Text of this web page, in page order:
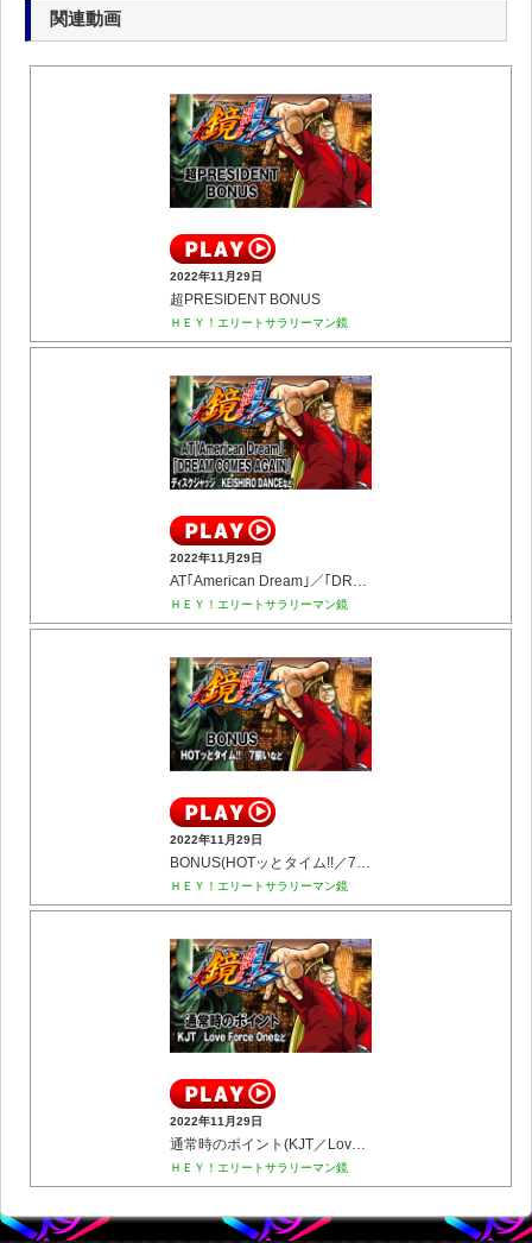
関連動画
2022年11月29日
超PRESIDENT BONUS
ＨＥＹ！エリートサラリーマン鏡
2022年11月29日
AT｢American Dream｣／｢DREAM COMES AGAIN｣(ディスクジャッジ／KEISHIRO ...
ＨＥＹ！エリートサラリーマン鏡
2022年11月29日
BONUS(HOTッとタイム!!／7揃いなど)
ＨＥＹ！エリートサラリーマン鏡
2022年11月29日
通常時のポイント(KJT／Love Force Oneなど)
ＨＥＹ！エリートサラリーマン鏡